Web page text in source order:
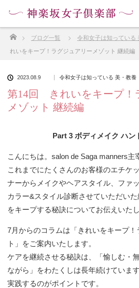
ブログ一覧 令和女子は知っている
れいをキープ！ラグジュアリーメゾット 継続編
2023.08.9 令和女子は知っている 美・教養
第14回 きれいをキープ！
メゾット 継続編
Part 3 ボディメイク ハン
こんにちは。salon de Saga manners主
これまでにたくさんのお客様のエチケ
ナーからメイクやヘアスタイル、ファ
カラー&スタイル診断させていただい
をキープする秘訣についてお伝えいたし
7月からのコラムは「きれいをキープ！
ト」をご案内いたします。
ケアを継続させる秘訣は、「愉しむ
ながら」をわたくしは長年続けていま
実践するのがポイントです。